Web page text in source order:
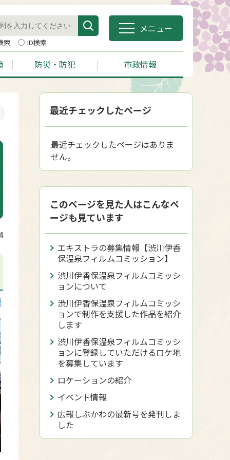
索 ID検索
メニュー
防災・防犯 市政情報
最近チェックしたページ
最近チェックしたページはありま
せん。
このページを見た人はこんなペ
ージも見ています
エキストラの募集情報【渋川伊香
保温泉フィルムコミッション】
渋川伊香保温泉フィルムコミッシ
ョンについて
渋川伊香保温泉フィルムコミッシ
ョンで制作を支援した作品を紹介
します
渋川伊香保温泉フィルムコミッシ
ョンに登録していただけるロケ地
を募集しています
ロケーションの紹介
イベント情報
広報しぶかわの最新号を発刊しま
した